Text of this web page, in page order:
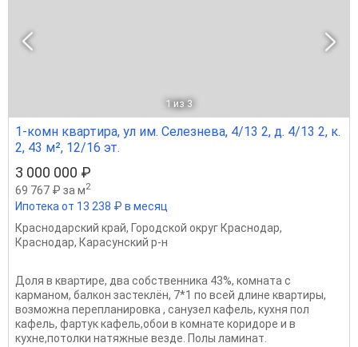
1 из 3
1-комн квартира, ул им. Селезнева, 4/13 2, д. 4/13 2, к.
2, 43 м², 12/16 эт.
3 000 000 ₽
69 767 ₽ за м2
Ипотека от 13 238 ₽ в месяц
Краснодарский край, Городской округ Краснодар,
Краснодар, Карасунский р-н
Доля в квартире, два собственника 43%, комната с
карманом, балкон застеклён, 7*1 по всей длине квартиры,
возможна перепланировка , санузел кафель, кухня пол
кафель, фартук кафель,обои в комнате коридоре и в
кухне,потолки натяжные везде. Полы ламинат.